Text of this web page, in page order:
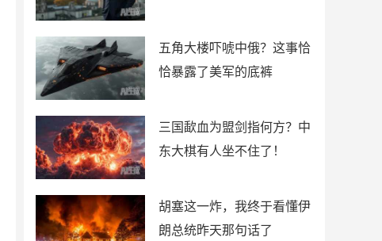
五角大楼吓唬中俄？这事恰
恰暴露了美军的底裤
三国歃血为盟剑指何方？中
东大棋有人坐不住了！
胡塞这一炸，我终于看懂伊
朗总统昨天那句话了